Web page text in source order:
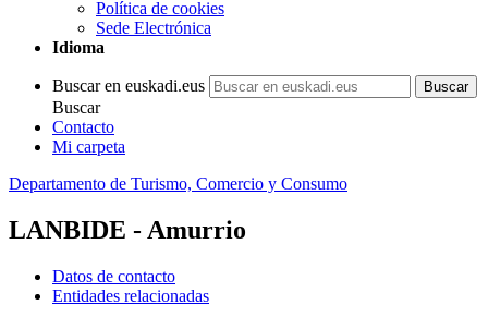
Política de cookies
Sede Electrónica
Idioma
Buscar en euskadi.eus
Buscar
Contacto
Mi carpeta
Departamento de Turismo, Comercio y Consumo
LANBIDE - Amurrio
Datos de contacto
Entidades relacionadas